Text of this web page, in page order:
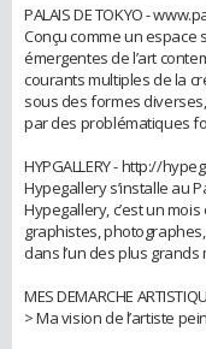
PALAIS DE TOKYO -
Conçu comme un espace
émergentes de l’art
courants multiples de la
sous des formes
par des problématiques
HYPGALLERY - http://
Hypegallery s’installe au
Hypegallery, c’est un
graphistes,
dans l’un des plus
MES DEMARCHE
> Ma vision de l’artiste